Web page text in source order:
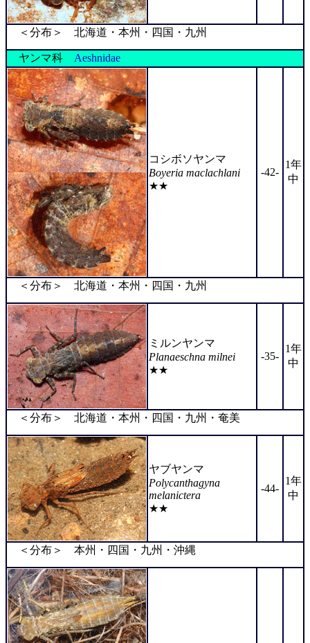
＜分布＞ 北海道・本州・四国・九州
ヤンマ科 Aeshnidae
コシボソヤンマ
Boyeria maclachlani
★★
-42-
1年
中
＜分布＞ 北海道・本州・四国・九州
ミルンヤンマ
Planaeschna milnei
★★
-35-
1年
中
＜分布＞ 北海道・本州・四国・九州・奄美
ヤブヤンマ
Polycanthagyna
melanictera
★★
-44-
1年
中
＜分布＞ 本州・四国・九州・沖縄